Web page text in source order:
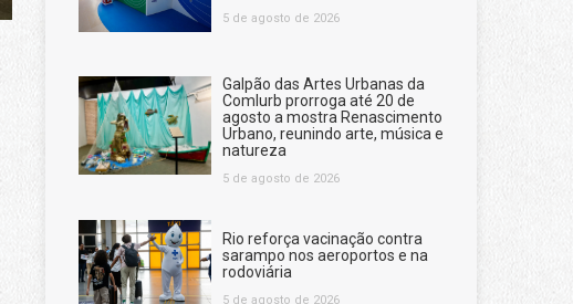
5 de agosto de 2026
Galpão das Artes Urbanas da
Comlurb prorroga até 20 de
agosto a mostra Renascimento
Urbano, reunindo arte, música e
natureza
5 de agosto de 2026
Rio reforça vacinação contra
sarampo nos aeroportos e na
rodoviária
5 de agosto de 2026